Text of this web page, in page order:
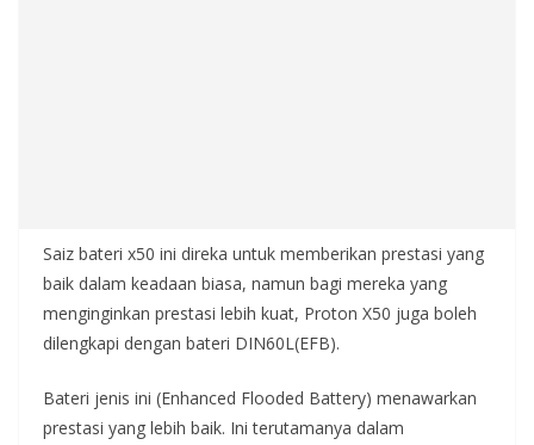
Saiz bateri x50 ini direka untuk memberikan prestasi yang
baik dalam keadaan biasa, namun bagi mereka yang
menginginkan prestasi lebih kuat, Proton X50 juga boleh
dilengkapi dengan bateri DIN60L(EFB).
Bateri jenis ini (Enhanced Flooded Battery) menawarkan
prestasi yang lebih baik. Ini terutamanya dalam